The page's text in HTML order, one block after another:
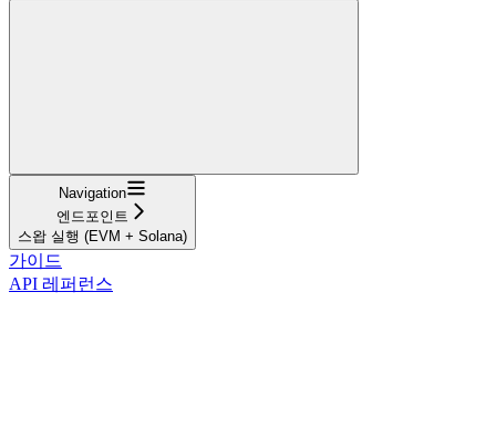
Navigation
엔드포인트
스왑 실행 (EVM + Solana)
가이드
API 레퍼런스